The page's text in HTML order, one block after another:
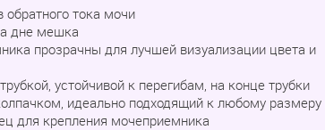
тока мочи
дне мешка
прозрачны для лучшей визуализации цвета и
устойчивой к перегибам, на конце трубки
идеально подходящий к любому размеру
для крепления мочеприемника